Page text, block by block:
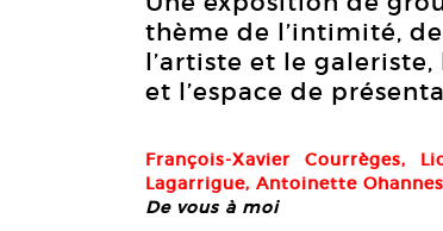
thème de l’intimité,
l’artiste et le
et l’espace de
François-Xavier Courrèges,
Lagarrigue, Antoinette
De vous à moi